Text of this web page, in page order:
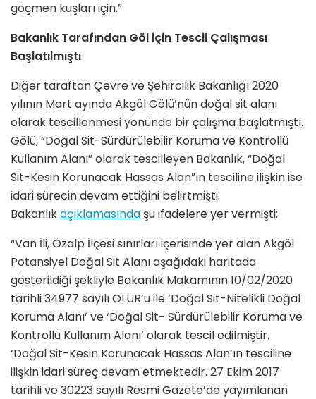
göçmen kuşları için.”
Bakanlık Tarafından Göl için Tescil Çalışması
Başlatılmıştı
Diğer taraftan Çevre ve Şehircilik Bakanlığı 2020
yılının Mart ayında Akgöl Gölü’nün doğal sit alanı
olarak tescillenmesi yönünde bir çalışma başlatmıştı.
Gölü, “Doğal Sit-Sürdürülebilir Koruma ve Kontrollü
Kullanım Alanı” olarak tescilleyen Bakanlık, “Doğal
Sit-Kesin Korunacak Hassas Alan”ın tesciline ilişkin ise
idari sürecin devam ettiğini belirtmişti.
Bakanlıkaçıklamasında şu ifadelere yer vermişti:
“Van İli, Özalp İlçesi sınırları içerisinde yer alan Akgöl
Potansiyel Doğal Sit Alanı aşağıdaki haritada
gösterildiği şekliyle Bakanlık Makamının 10/02/2020
tarihli 34977 sayılı OLUR’u ile ‘Doğal Sit-Nitelikli Doğal
Koruma Alanı’ ve ‘Doğal Sit- Sürdürülebilir Koruma ve
Kontrollü Kullanım Alanı’ olarak tescil edilmiştir.
‘Doğal Sit-Kesin Korunacak Hassas Alan’ın tesciline
ilişkin idari süreç devam etmektedir. 27 Ekim 2017
tarihli ve 30223 sayılı Resmi Gazete’de yayımlanan